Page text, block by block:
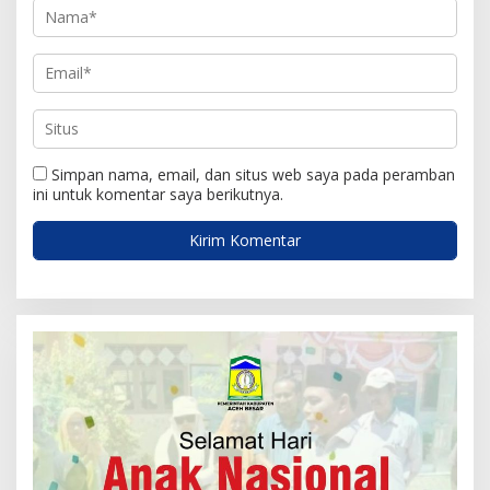
Simpan nama, email, dan situs web saya pada peramban
ini untuk komentar saya berikutnya.